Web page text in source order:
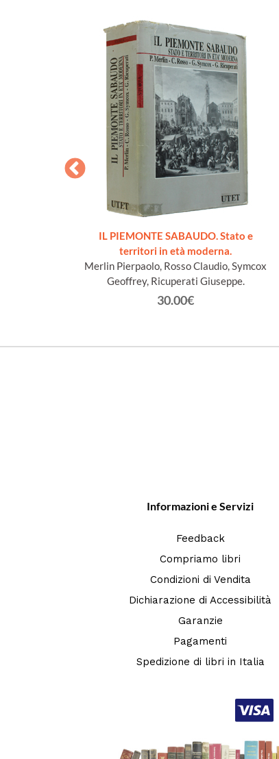
IL PIEMONTE SABAUDO. Stato e
territori in età moderna.
Merlin Pierpaolo, Rosso Claudio, Symcox
Geoffrey, Ricuperati Giuseppe.
30.00€
Informazioni e Servizi
Feedback
Compriamo libri
Condizioni di Vendita
Dichiarazione di Accessibilità
Garanzie
Pagamenti
Spedizione di libri in Italia